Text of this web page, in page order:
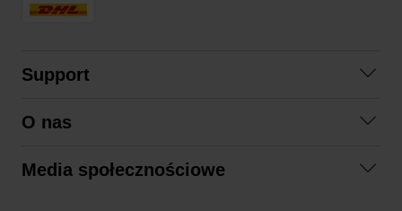
Support
Regulamin zakupów
O nas
Zrównoważony rozwój
Media społecznościowe